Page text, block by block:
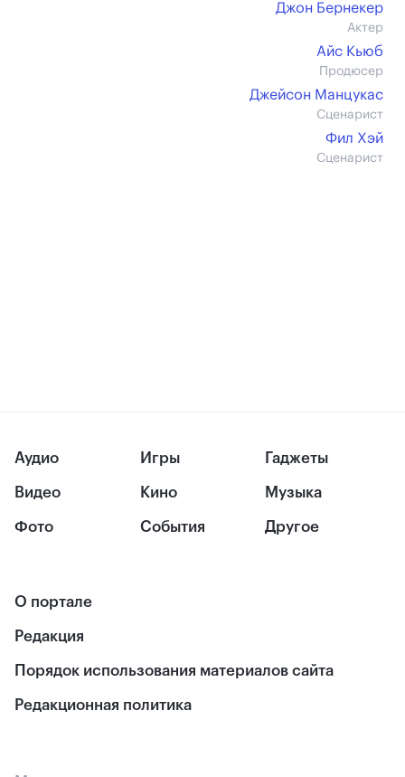
Джон Бернекер
Актер
Айс Кьюб
Продюсер
Джейсон Манцукас
Сценарист
Фил Хэй
Сценарист
Аудио
Видео
Фото
Игры
Кино
События
Гаджеты
Музыка
Другое
О портале
Редакция
Порядок использования материалов сайта
Редакционная политика